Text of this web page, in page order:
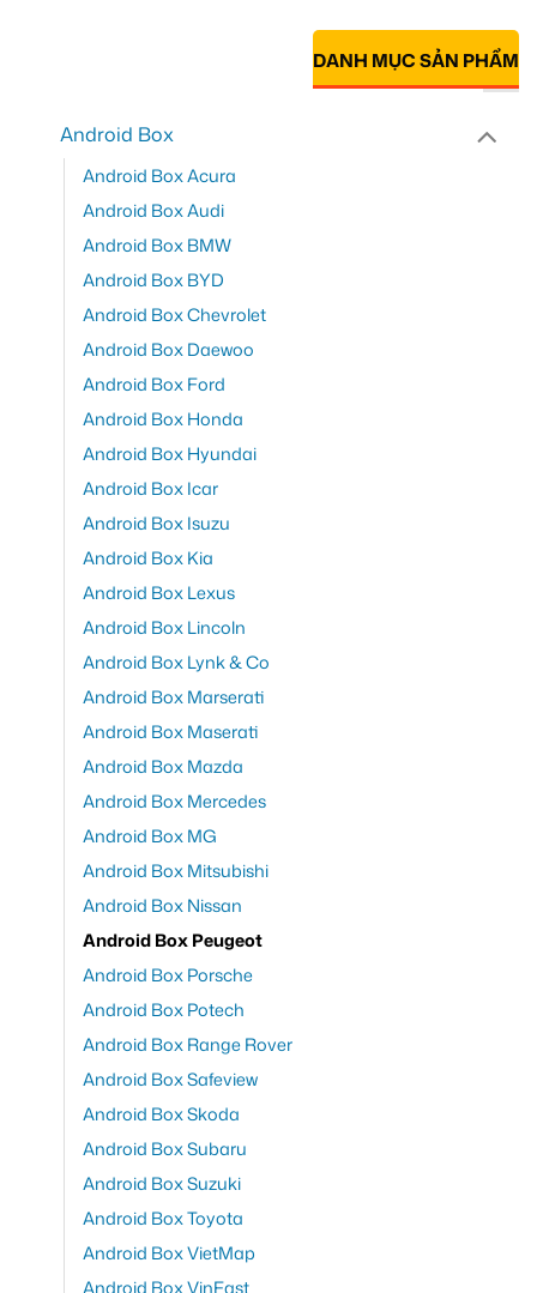
DANH MỤC SẢN PHẨM
Android Box
Android Box Acura
Android Box Audi
Android Box BMW
Android Box BYD
Android Box Chevrolet
Android Box Daewoo
Android Box Ford
Android Box Honda
Android Box Hyundai
Android Box Icar
Android Box Isuzu
Android Box Kia
Android Box Lexus
Android Box Lincoln
Android Box Lynk & Co
Android Box Marserati
Android Box Maserati
Android Box Mazda
Android Box Mercedes
Android Box MG
Android Box Mitsubishi
Android Box Nissan
Android Box Peugeot
Android Box Porsche
Android Box Potech
Android Box Range Rover
Android Box Safeview
Android Box Skoda
Android Box Subaru
Android Box Suzuki
Android Box Toyota
Android Box VietMap
Android Box VinFast